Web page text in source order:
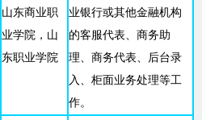
山东商业职
业学院，山
东职业学院
业银行或其他金融机构
的客服代表、商务助
理、商务代表、后台录
入、柜面业务处理等工
作。